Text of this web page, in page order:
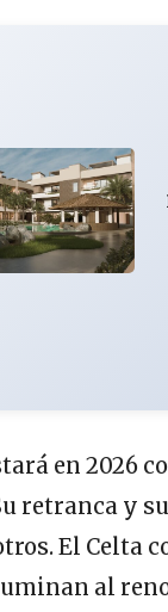
en 2026
retranca y
El Celta
al